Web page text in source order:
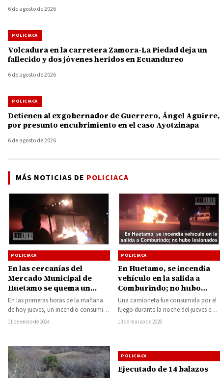
6 de agosto de 2026
POLICIACA
Volcadura en la carretera Zamora-La Piedad deja un
fallecido y dos jóvenes heridos en Ecuandureo
6 de agosto de 2026
POLICIACA
Detienen al exgobernador de Guerrero, Ángel Aguirre,
por presunto encubrimiento en el caso Ayotzinapa
6 de agosto de 2026
MÁS NOTICIAS DE POLICIACA
POLICIACA
En las cercanías del
Mercado Municipal de
Huetamo se quema un
puesto y afecta a una
vivienda, no hay heridos
En las primeras horas de la mañana
de hoy jueves, un incendio consumió
un puesto localizado en las…
11 de enero de 2024
POLICIACA
En Huetamo, se incendia
vehículo en la salida a
Comburindo; no hubo
lesionados
Una camioneta fue consumida por el
fuego durante la noche del jueves en
la colonia Barrio de Dolores…
13 de marzo de 2026
POLICIACA
Ejecutado de 14 balazos